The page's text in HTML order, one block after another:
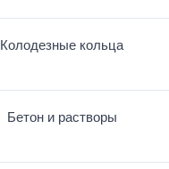
Колодезные кольца
Бетон и растворы